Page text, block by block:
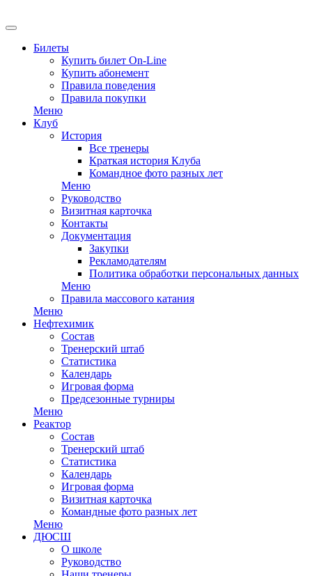
Билеты
Купить билет On-Line
Купить абонемент
Правила поведения
Правила покупки
Меню
Клуб
История
Все тренеры
Краткая история Клуба
Командное фото разных лет
Меню
Руководство
Визитная карточка
Контакты
Документация
Закупки
Рекламодателям
Политика обработки персональных данных
Меню
Правила массового катания
Меню
Нефтехимик
Состав
Тренерский штаб
Статистика
Календарь
Игровая форма
Предсезонные турниры
Меню
Реактор
Состав
Тренерский штаб
Статистика
Календарь
Игровая форма
Визитная карточка
Командные фото разных лет
Меню
ДЮСШ
О школе
Руководство